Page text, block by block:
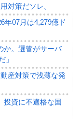
対策だソレ。
年07月は4,279億ド
か。選管がサーバ
」
産対策で浅薄な発
投資に不適格な国